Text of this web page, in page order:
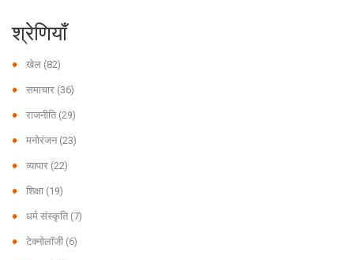
श्रेणियाँ
खेल (82)
समाचार (36)
राजनीति (29)
मनोरंजन (23)
व्यापार (22)
शिक्षा (19)
धर्म संस्कृति (7)
टेक्नोलॉजी (6)